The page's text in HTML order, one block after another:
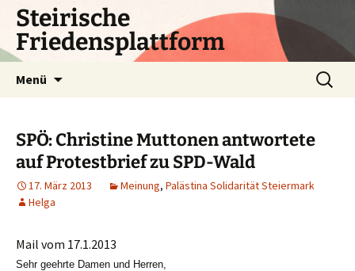
Zum
Inhalt
springen
Steirische
Friedensplattform
Menü
Suchen
nach:
SPÖ: Christine Muttonen antwortete
auf Protestbrief zu SPD-Wald
17. März 2013 Meinung, Palästina Solidarität Steiermark
Helga
Mail vom 17.1.2013
Sehr geehrte Damen und Herren,